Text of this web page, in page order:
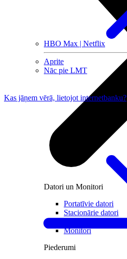
HBO Max | Netflix
Aprite
Nāc pie LMT
Datori un Monitori
Portatīvie datori
Stacionārie datori
Monitori
Piederumi
Kas jāņem vērā, lietojot internetbanku?